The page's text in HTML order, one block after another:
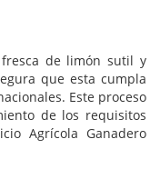
de limón sutil y
que esta cumpla
Este proceso
de los requisitos
Agrícola Ganadero